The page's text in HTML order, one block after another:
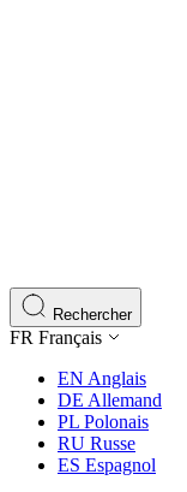
Rechercher
FR Français
EN Anglais
DE Allemand
PL Polonais
RU Russe
ES Espagnol
Les
Non